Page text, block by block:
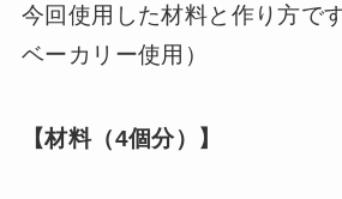
今回使用した材料と作り方で
ベーカリー使用）
【材料（4個分）】